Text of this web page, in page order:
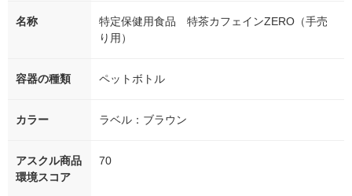
名称
特定保健用食品 特茶カフェインZERO（手売
り用）
容器の種類 ペットボトル
カラー ラベル：ブラウン
アスクル商品
環境スコア
70